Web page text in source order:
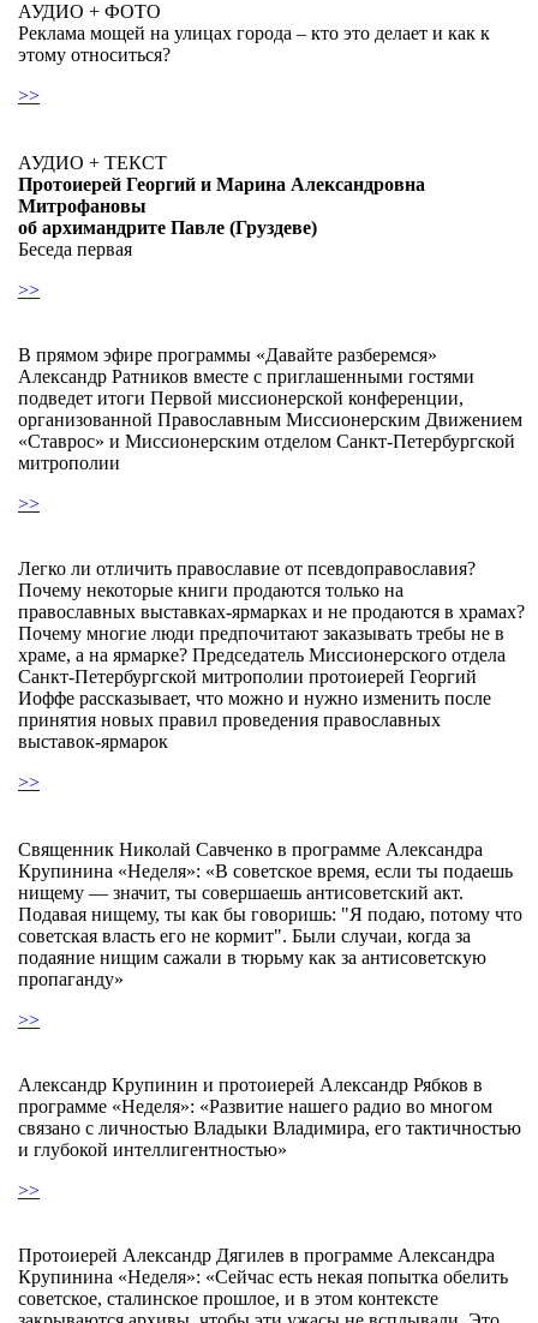
АУДИО + ФОТО
Реклама мощей на улицах города – кто это делает и как к
этому относиться?
>>
АУДИО + ТЕКСТ
Протоиерей Георгий и Марина Александровна
Митрофановы
об архимандрите Павле (Груздеве)
Беседа первая
>>
В прямом эфире программы «Давайте разберемся»
Александр Ратников вместе с приглашенными гостями
подведет итоги Первой миссионерской конференции,
организованной Православным Миссионерским Движением
«Ставрос» и Миссионерским отделом Санкт-Петербургской
митрополии
>>
Легко ли отличить православие от псевдоправославия?
Почему некоторые книги продаются только на
православных выставках-ярмарках и не продаются в храмах?
Почему многие люди предпочитают заказывать требы не в
храме, а на ярмарке? Председатель Миссионерского отдела
Санкт-Петербургской митрополии протоиерей Георгий
Иоффе рассказывает, что можно и нужно изменить после
принятия новых правил проведения православных
выставок-ярмарок
>>
Священник Николай Савченко в программе Александра
Крупинина «Неделя»: «В советское время, если ты подаешь
нищему — значит, ты совершаешь антисоветский акт.
Подавая нищему, ты как бы говоришь: "Я подаю, потому что
советская власть его не кормит". Были случаи, когда за
подаяние нищим сажали в тюрьму как за антисоветскую
пропаганду»
>>
Александр Крупинин и протоиерей Александр Рябков в
программе «Неделя»: «Развитие нашего радио во многом
связано с личностью Владыки Владимира, его тактичностью
и глубокой интеллигентностью»
>>
Протоиерей Александр Дягилев в программе Александра
Крупинина «Неделя»: «Сейчас есть некая попытка обелить
советское, сталинское прошлое, и в этом контексте